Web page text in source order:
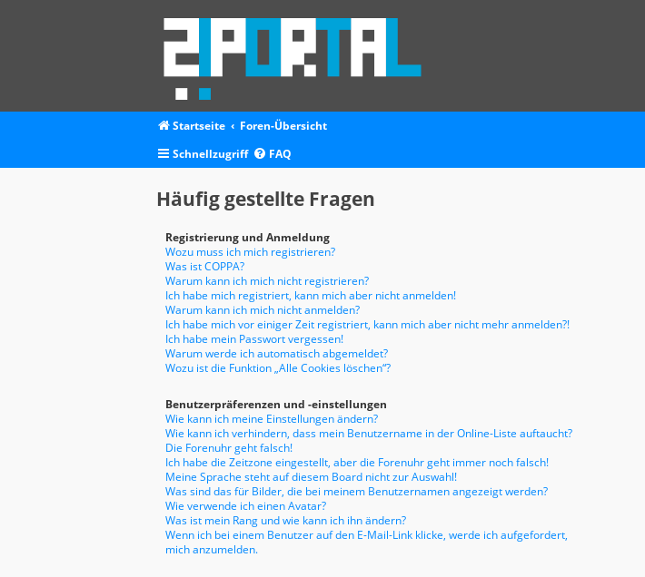
Startseite
Foren-Übersicht
Schnellzugriff
FAQ
Häufig gestellte Fragen
Registrierung und Anmeldung
Wozu muss ich mich registrieren?
Was ist COPPA?
Warum kann ich mich nicht registrieren?
Ich habe mich registriert, kann mich aber nicht anmelden!
Warum kann ich mich nicht anmelden?
Ich habe mich vor einiger Zeit registriert, kann mich aber nicht mehr anmelden?!
Ich habe mein Passwort vergessen!
Warum werde ich automatisch abgemeldet?
Wozu ist die Funktion „Alle Cookies löschen“?
Benutzerpräferenzen und -einstellungen
Wie kann ich meine Einstellungen ändern?
Wie kann ich verhindern, dass mein Benutzername in der Online-Liste auftaucht?
Die Forenuhr geht falsch!
Ich habe die Zeitzone eingestellt, aber die Forenuhr geht immer noch falsch!
Meine Sprache steht auf diesem Board nicht zur Auswahl!
Was sind das für Bilder, die bei meinem Benutzernamen angezeigt werden?
Wie verwende ich einen Avatar?
Was ist mein Rang und wie kann ich ihn ändern?
Wenn ich bei einem Benutzer auf den E-Mail-Link klicke, werde ich aufgefordert,
mich anzumelden.